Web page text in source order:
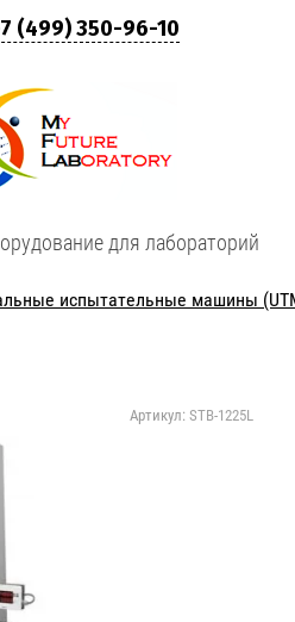
(499) 350-96-10
для лабораторий
испытательные машины
Артикул: STB-1225L